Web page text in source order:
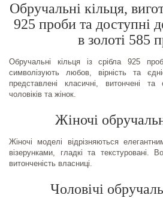
Обручальні кільця,
925 проби та доступні
в золоті 585
Обручальні кільця із срібла 925
символізують любов, вірність та
представлені класичні, витончені
чоловіків та жінок.
Жіночі
Жіночі моделі відрізняються
візерунками, гладкі та текстуровані.
витонченість власниці.
Чоловічі